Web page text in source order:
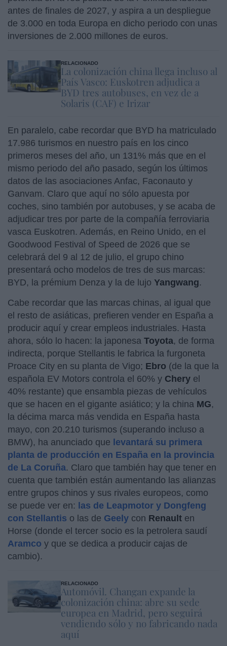
antes de finales de 2027, y aspira a un despliegue
de 3.000 en toda Europa en dicho periodo con unas
inversiones de 2.000 millones de euros.
RELACIONADO
La colonización china llega incluso al
País Vasco: Euskotren adjudica a
BYD tres autobuses, en vez de a
Solaris (CAF) e Irizar
En paralelo, cabe recordar que BYD ha matriculado
17.986 turismos en nuestro país en los cinco
primeros meses del año, un 131% más que en el
mismo periodo del año pasado, según los últimos
datos de las asociaciones Anfac, Faconauto y
Ganvam. Claro que aquí no sólo apuesta por
coches, sino también por autobuses, y se acaba de
adjudicar tres por parte de la compañía ferroviaria
vasca Euskotren. Además, en Reino Unido, en el
Goodwood Festival of Speed de 2026 que se
celebrará del 9 al 12 de julio, el grupo chino
presentará ocho modelos de tres de sus marcas:
BYD, la prémium Denza y la de lujo Yangwang.
Cabe recordar que las marcas chinas, al igual que
el resto de asiáticas, prefieren vender en España a
producir aquí y crear empleos industriales. Hasta
ahora, sólo lo hacen: la japonesa Toyota, de forma
indirecta, porque Stellantis le fabrica la furgoneta
Proace City en su planta de Vigo; Ebro (de la que la
española EV Motors controla el 60% y Chery el
40% restante) que ensambla piezas de vehículos
que se hacen en el gigante asiático; y la china MG,
la décima marca más vendida en España hasta
mayo, con 20.210 turismos (superando incluso a
BMW), ha anunciado que levantará su primera
planta de producción en España en la provincia
de La Coruña. Claro que también hay que tener en
cuenta que también están aumentando las alianzas
entre grupos chinos y sus rivales europeos, como
se puede ver en: las de Leapmotor y Dongfeng
con Stellantis o las de Geely con Renault en
Horse (donde el tercer socio es la petrolera saudí
Aramco y que se dedica a producir cajas de
cambio).
RELACIONADO
Automóvil. Changan expande la
colonización china: abre su sede
europea en Madrid, pero seguirá
vendiendo sólo y no fabricando nada
aquí